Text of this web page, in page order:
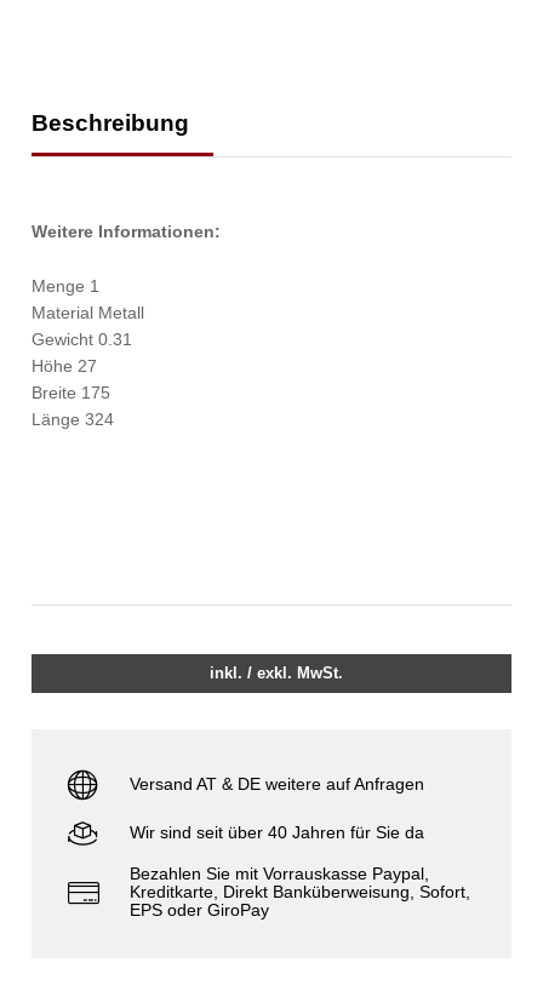
Beschreibung
Weitere Informationen:
Menge 1
Material Metall
Gewicht 0.31
Höhe 27
Breite 175
Länge 324
inkl. / exkl. MwSt.
Versand AT & DE weitere auf Anfragen
Wir sind seit über 40 Jahren für Sie da
Bezahlen Sie mit Vorrauskasse Paypal,
Kreditkarte, Direkt Banküberweisung, Sofort,
EPS oder GiroPay